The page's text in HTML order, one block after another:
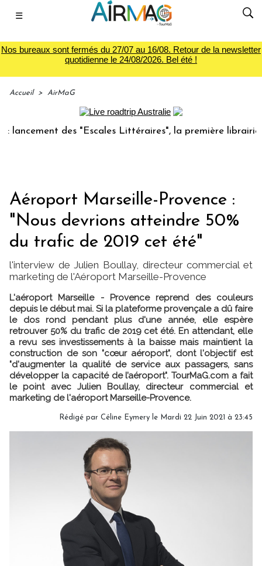
☰
Nos bureaux sont fermés du 27/07 au 16/08. Retour de la newsletter
quotidienne le 24/08/2026. Bel été !
Accueil > AirMaG
des "Escales Littéraires", la première librairie du
Aéroport Marseille-Provence :
"Nous devrions atteindre 50%
du trafic de 2019 cet été"
l'interview de Julien Boullay, directeur commercial et
marketing de l'Aéroport Marseille-Provence
L'aéroport Marseille - Provence reprend des couleurs
depuis le début mai. Si la plateforme provençale a dû faire
le dos rond pendant plus d'une année, elle espère
retrouver 50% du trafic de 2019 cet été. En attendant, elle
a revu ses investissements à la baisse mais maintient la
construction de son "cœur aéroport", dont l'objectif est
"d'augmenter la qualité de service aux passagers, sans
développer la capacité de l’aéroport". TourMaG.com a fait
le point avec Julien Boullay, directeur commercial et
marketing de l'aéroport Marseille-Provence.
Rédigé par Céline Eymery le Mardi 22 Juin 2021 à 23:45